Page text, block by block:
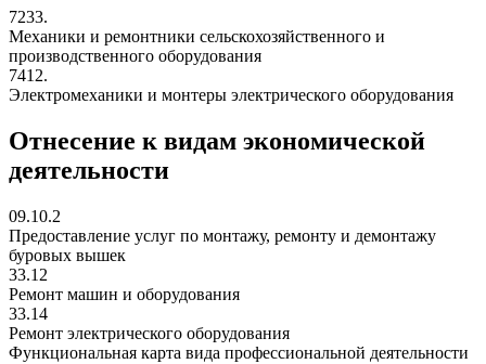
7233.
Механики и ремонтники сельскохозяйственного и
производственного оборудования
7412.
Электромеханики и монтеры электрического оборудования
Отнесение к видам экономической
деятельности
09.10.2
Предоставление услуг по монтажу, ремонту и демонтажу
буровых вышек
33.12
Ремонт машин и оборудования
33.14
Ремонт электрического оборудования
Функциональная карта вида профессиональной деятельности